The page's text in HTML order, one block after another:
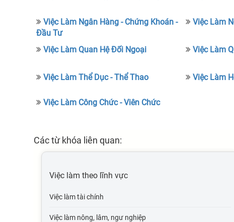
Việc Làm Ngân Hàng - Chứng Khoán -
Đầu Tư
Việc Làm
Việc Làm Quan Hệ Đối Ngoại Việc Làm
Việc Làm Thể Dục - Thể Thao
Việc Làm
Việc Làm Công Chức - Viên Chức
Các từ khóa liên quan:
Việc làm theo lĩnh vực
Việc làm tài chính
Việc làm nông, lâm, ngư nghiệp